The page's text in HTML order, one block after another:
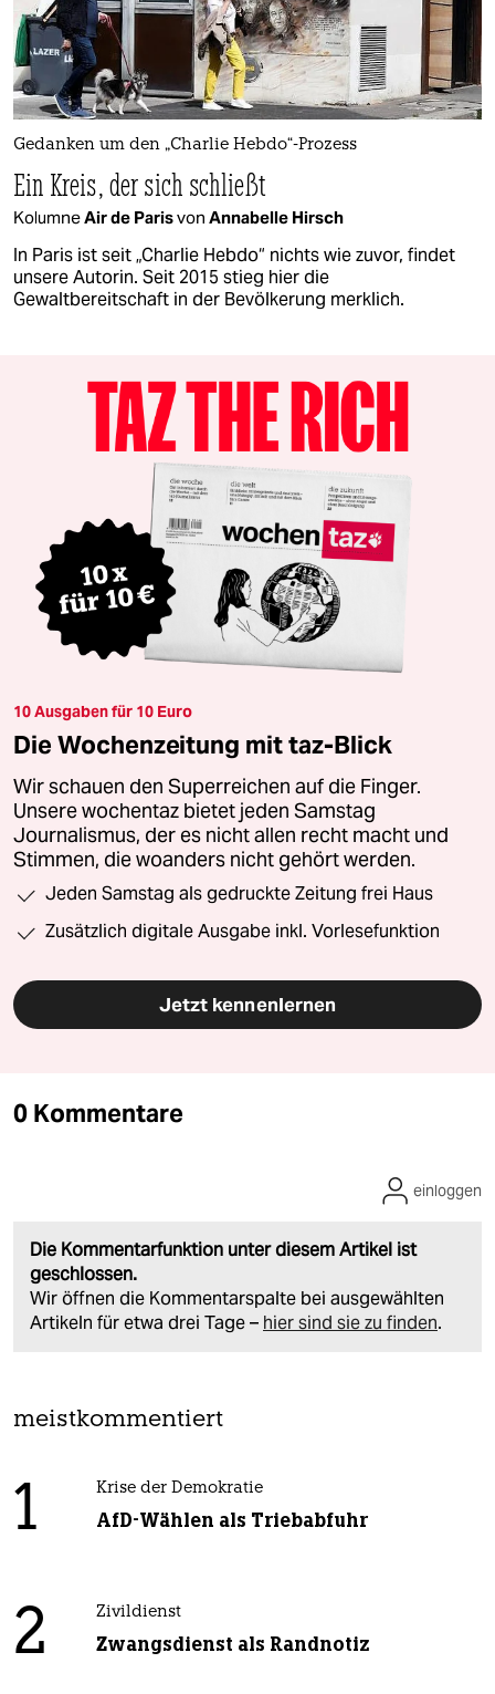
Gedanken um den „Charlie Hebdo“-Prozess
Ein Kreis, der sich schließt
KolumneAir de Parisvon Annabelle Hirsch
In Paris ist seit „Charlie Hebdo“ nichts wie zuvor, findet
unsere Autorin. Seit 2015 stieg hier die
Gewaltbereitschaft in der Bevölkerung merklich.
10 Ausgaben für 10 Euro
Die Wochenzeitung mit taz-Blick
Wir schauen den Superreichen auf die Finger.
Unsere wochentaz bietet jeden Samstag
Journalismus, der es nicht allen recht macht und
Stimmen, die woanders nicht gehört werden.
Jeden Samstag als gedruckte Zeitung frei Haus
Zusätzlich digitale Ausgabe inkl. Vorlesefunktion
Jetzt kennenlernen
0 Kommentare
Die Kommentarfunktion unter diesem Artikel ist
geschlossen.
Wir öffnen die Kommentarspalte bei ausgewählten
Artikeln für etwa drei Tage – hier sind sie zu finden.
einloggen
meistkommentiert
1 Krise der Demokratie
AfD-Wählen als Triebabfuhr
2 Zivildienst
Zwangsdienst als Randnotiz